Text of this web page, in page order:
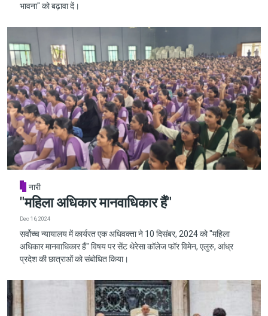
भावना" को बढ़ावा दें।
नारी
"महिला अधिकार मानवाधिकार हैं"
Dec 16, 2024
सर्वोच्च न्यायालय में कार्यरत एक अधिवक्ता ने 10 दिसंबर, 2024 को "महिला
अधिकार मानवाधिकार हैं" विषय पर सेंट थेरेसा कॉलेज फॉर विमेन, एलुरु, आंध्र
प्रदेश की छात्राओं को संबोधित किया।